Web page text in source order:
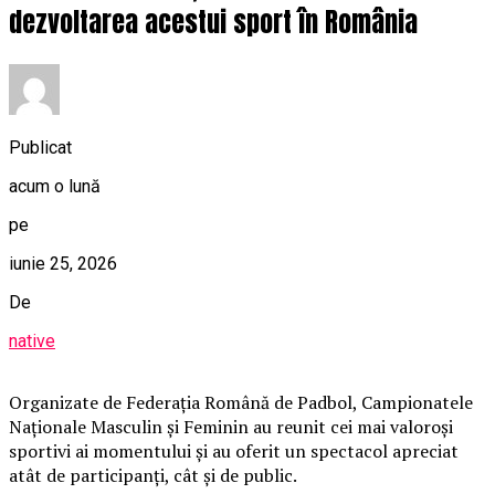
dezvoltarea acestui sport în România
Publicat
acum o lună
pe
iunie 25, 2026
De
native
Organizate de Federația Română de Padbol, Campionatele
Naționale Masculin și Feminin au reunit cei mai valoroși
sportivi ai momentului și au oferit un spectacol apreciat
atât de participanți, cât și de public.